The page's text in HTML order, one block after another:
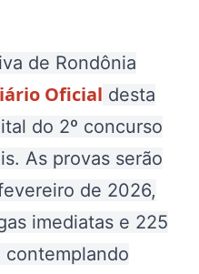
de Rondônia
Oficial desta
do 2º concurso
As provas serão
de 2026,
imediatas e 225
contemplando